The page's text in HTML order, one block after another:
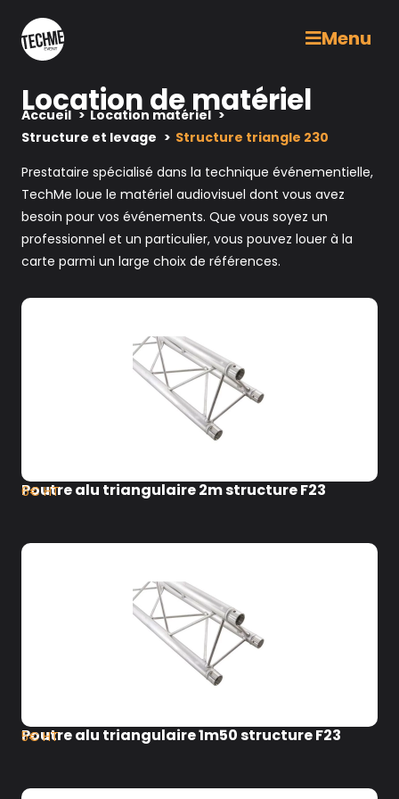
Menu
Location de matériel
Accueil
Location matériel
Structure et levage
Structure triangle 230
Prestataire spécialisé dans la technique événementielle,
TechMe loue le matériel audiovisuel dont vous avez
besoin pour vos événements. Que vous soyez un
professionnel et un particulier, vous pouvez louer à la
carte parmi un large choix de références.
Poutre alu triangulaire 2m structure F23
6€ HT
Poutre alu triangulaire 1m50 structure F23
5€ HT